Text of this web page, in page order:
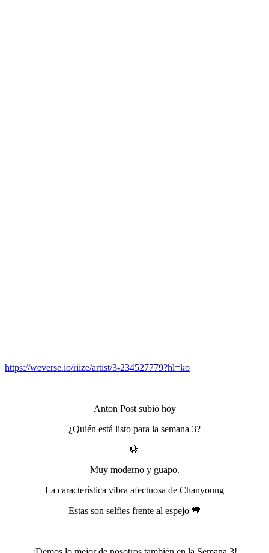
https://weverse.io/riize/artist/3-234527779?hl=ko
Anton Post subió hoy
¿Quién está listo para la semana 3?
🤟
Muy moderno y guapo.
La característica vibra afectuosa de Chanyoung
Estas son selfies frente al espejo 🧡